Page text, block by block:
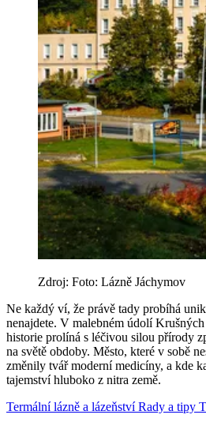
Zdroj: Foto: Lázně Jáchymov
Ne každý ví, že právě tady probíhá
nenajdete. V malebném údolí
historie prolíná s léčivou silou přírody
na světě obdoby. Město, které v sobě
změnily tvář moderní medicíny, a kde
tajemství hluboko z nitra země.
Termální lázně a lázeňstvíRady a tipy